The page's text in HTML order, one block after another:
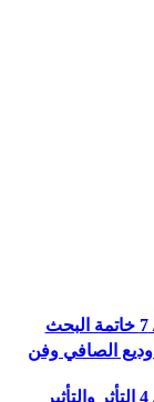
يوميات حسين الاعـظمي (1368)- مانشيت/ 6 وديع الصافي وفن